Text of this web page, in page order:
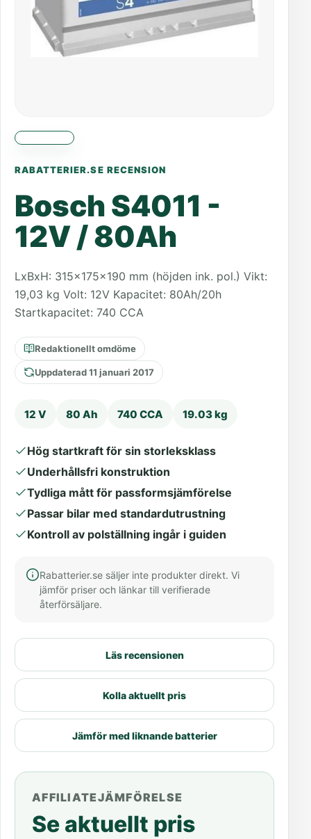
RABATTERIER.SE RECENSION
Bosch S4011 -
12V / 80Ah
LxBxH: 315x175x190 mm (höjden ink. pol.) Vikt:
19,03 kg Volt: 12V Kapacitet: 80Ah/20h
Startkapacitet: 740 CCA
Redaktionellt omdöme
Uppdaterad 11 januari 2017
12 V 80 Ah 740 CCA 19.03 kg
Hög startkraft för sin storleksklass
Underhållsfri konstruktion
Tydliga mått för passformsjämförelse
Passar bilar med standardutrustning
Kontroll av polställning ingår i guiden
Rabatterier.se säljer inte produkter direkt. Vi
jämför priser och länkar till verifierade
återförsäljare.
Läs recensionen
Kolla aktuellt pris
Jämför med liknande batterier
AFFILIATEJÄMFÖRELSE
Se aktuellt pris